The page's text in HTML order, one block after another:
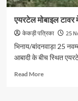
एयरटेल मोबाइल
केकड़ी पत्रिका 25
भिनाय/बांदनवाड़ा 25
आबादी के बीच स्थित
Read More